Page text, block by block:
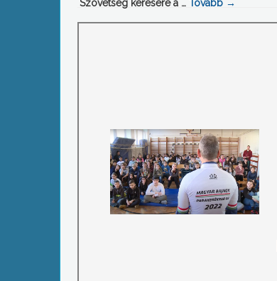
Szövetség kérésére a … Tovább →